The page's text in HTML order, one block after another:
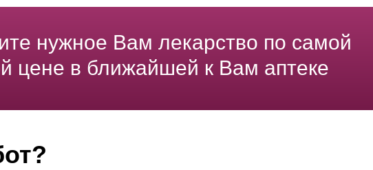
нужное Вам лекарство по самой
цене в ближайшей к Вам аптеке